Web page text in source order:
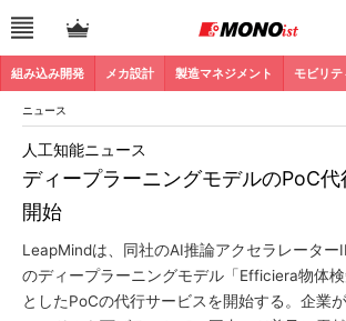
組み込み開発 メカ設計 製造マネジメント モビリテ
ニュース
ディープラーニングモデルのPoC代
開始
人工知能ニュース
LeapMindは、同社のAI推論アクセラレーター
のディープラーニングモデル「Efficiera物体
としたPoCの代行サービスを開始する。企業